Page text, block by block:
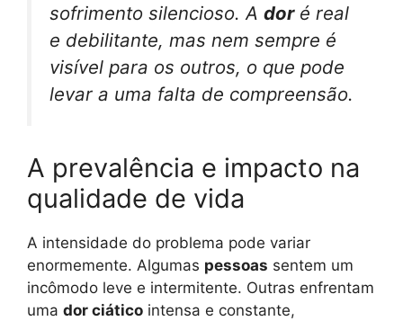
sofrimento silencioso. A doré real
e debilitante, mas nem sempre é
visível para os outros, o que pode
levar a uma falta de compreensão.
A prevalência e impacto na
qualidade de vida
A intensidade do problema pode variar
enormemente. Algumas pessoas sentem um
incômodo leve e intermitente. Outras enfrentam
uma dor ciático intensa e constante,